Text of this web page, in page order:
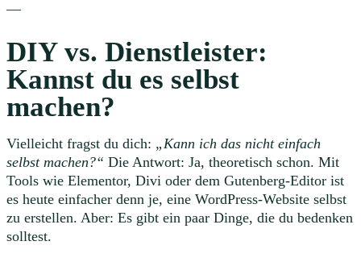
—
DIY vs. Dienstleister:
Kannst du es selbst
machen?
Vielleicht fragst du dich: „Kann ich das nicht einfach
selbst machen?“ Die Antwort: Ja, theoretisch schon. Mit
Tools wie Elementor, Divi oder dem Gutenberg-Editor ist
es heute einfacher denn je, eine WordPress-Website selbst
zu erstellen. Aber: Es gibt ein paar Dinge, die du bedenken
solltest.